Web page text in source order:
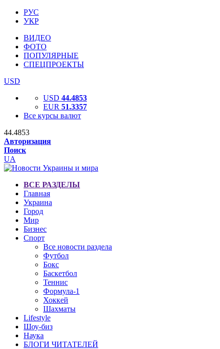
РУС
УКР
ВИДЕО
ФОТО
ПОПУЛЯРНЫЕ
СПЕЦПРОЕКТЫ
USD
USD 44.4853
EUR 51.3357
Все курсы валют
44.4853
Авторизация
Поиск
UA
ВСЕ РАЗДЕЛЫ
Главная
Украина
Город
Мир
Бизнес
Спорт
Все новости раздела
Футбол
Бокс
Баскетбол
Теннис
Формула-1
Хоккей
Шахматы
Lifestyle
Шоу-биз
Наука
БЛОГИ ЧИТАТЕЛЕЙ